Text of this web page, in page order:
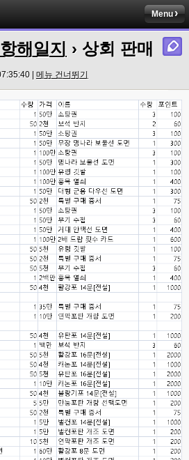
Menu
해일지 › 상회 판매
| 메뉴 건너뛰기
00:00
00:03
겠습니다. ㅋㅋ
00:03
00:04
하나 심히 고민중입니다 ㅋ
00:04
00:05
00:06
00:06
버전쪽 ,,
00:06
은데용 ㅎ-ㅎ;;; 중요한 데이트가있으면 옴기
고 넘어가서
00:06